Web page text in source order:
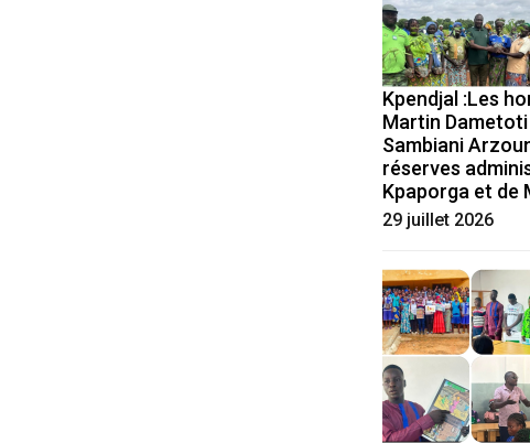
Kpendjal :Les
Martin
Sambiani
réserves
Kpaporga et de
29 juillet 2026